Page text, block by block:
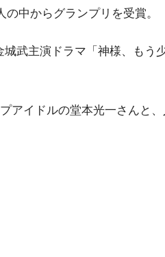
の中からグランプリを受賞。
武主演ドラマ「神様、もう
アイドルの堂本光一さんと